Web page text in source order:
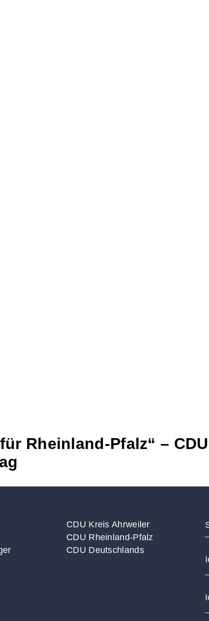
Rheinland-Pfalz“ –
CDU Kreis Ahrweiler
CDU Rheinland-Pfalz
CDU Deutschlands